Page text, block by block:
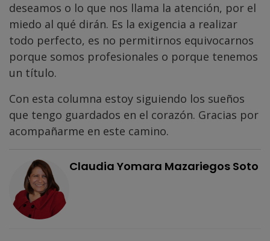
deseamos o lo que nos llama la atención, por el
miedo al qué dirán. Es la exigencia a realizar
todo perfecto, es no permitirnos equivocarnos
porque somos profesionales o porque tenemos
un título.
Con esta columna estoy siguiendo los sueños
que tengo guardados en el corazón. Gracias por
acompañarme en este camino.
Claudia Yomara Mazariegos Soto